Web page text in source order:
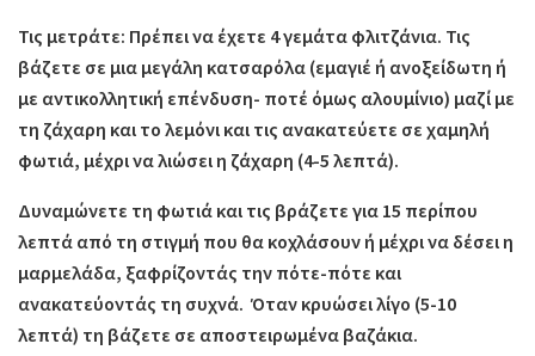
Τις μετράτε: Πρέπει να έχετε 4 γεμάτα φλιτζάνια. Τις
βάζετε σε μια μεγάλη κατσαρόλα (εμαγιέ ή ανοξείδωτη ή
με αντικολλητική επένδυση- ποτέ όμως αλουμίνιο) μαζί με
τη ζάχαρη και το λεμόνι και τις ανακατεύετε σε χαμηλή
φωτιά, μέχρι να λιώσει η ζάχαρη (4-5 λεπτά).
Δυναμώνετε τη φωτιά και τις βράζετε για 15 περίπου
λεπτά από τη στιγμή που θα κοχλάσουν ή μέχρι να δέσει η
μαρμελάδα, ξαφρίζοντάς την πότε-πότε και
ανακατεύοντάς τη συχνά. Όταν κρυώσει λίγο (5-10
λεπτά) τη βάζετε σε αποστειρωμένα βαζάκια.